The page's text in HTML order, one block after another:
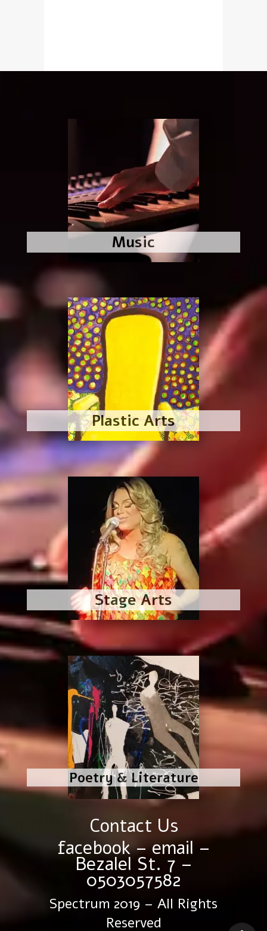
Music
Plastic Arts
Stage Arts
Poetry & Literature
Contact Us
facebook–email –
Bezalel St. 7 –
0503057582
Spectrum 2019 – All Rights
Reserved